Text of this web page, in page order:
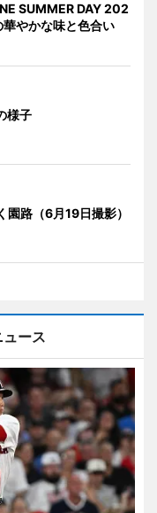
SUMMER DAY 202
やかな味と色合い
様子
路（6月19日撮影）
ース